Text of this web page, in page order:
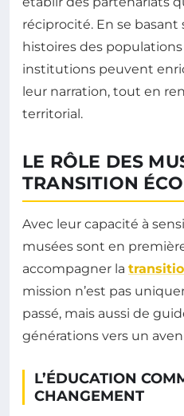
réciprocité. En se basant
histoires des
institutions peuvent
leur narration, tout en
territorial.
LE RÔLE DES
TRANSITION
Avec leur capacité à
musées sont en
accompagner la
mission n’est pas
passé, mais aussi de
générations vers un
L’ÉDUCATION
CHANGEMENT